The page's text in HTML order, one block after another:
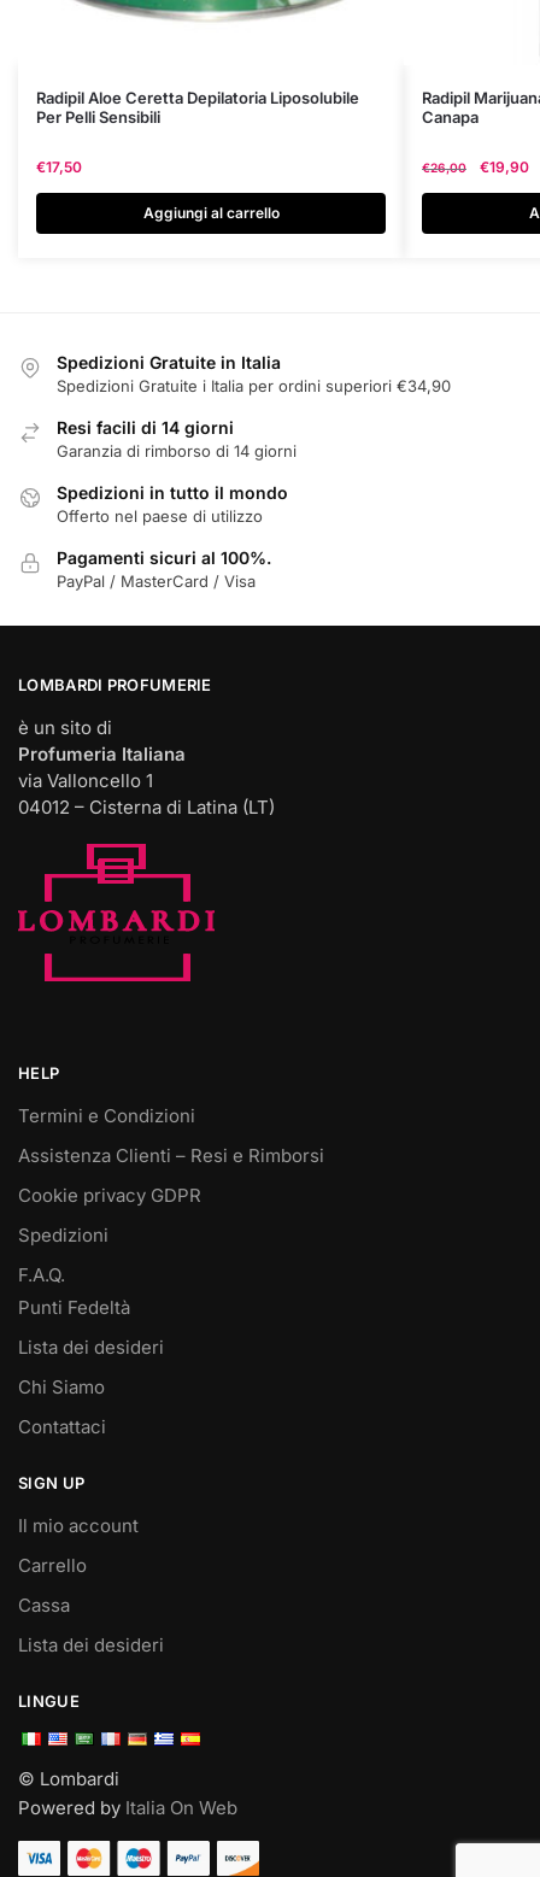
Radipil Aloe Ceretta Depilatoria Liposolubile
Per Pelli Sensibili
€17,50
Aggiungi al carrello
Radipil
Canapa
€26,00
Il
prezzo
originale
era:
€19,90
Spedizioni Gratuite in Italia
Spedizioni Gratuite i Italia per ordini superiori €34,90
Resi facili di 14 giorni
Garanzia di rimborso di 14 giorni
Spedizioni in tutto il mondo
Offerto nel paese di utilizzo
Pagamenti sicuri al 100%.
PayPal / MasterCard / Visa
LOMBARDI PROFUMERIE
è un sito di
Profumeria Italiana
via Valloncello 1
04012 – Cisterna di Latina (LT)
HELP
Termini e Condizioni
Assistenza Clienti – Resi e Rimborsi
Cookie privacy GDPR
Spedizioni
F.A.Q.
Punti Fedeltà
Lista dei desideri
Chi Siamo
Contattaci
SIGN UP
Il mio account
Carrello
Cassa
Lista dei desideri
LINGUE
© Lombardi
Powered by Italia On Web